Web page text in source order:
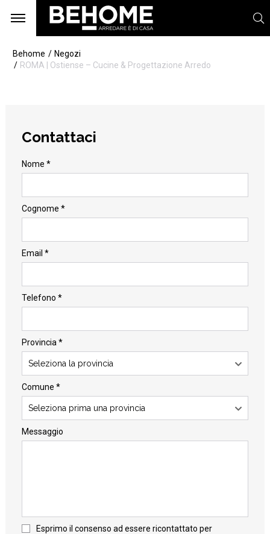
Behome
Negozi
ROMA | Ostiense – Cucine & Progettazione Arredo
Contattaci
Nome *
Cognome *
Email *
Telefono *
Provincia *
Seleziona la provincia
Comune *
Seleziona prima una provincia
Messaggio
Esprimo il consenso ad essere ricontattato per